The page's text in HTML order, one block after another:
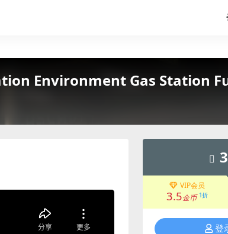
Environment Gas Station
VIP会员
3.5金币 1折
登